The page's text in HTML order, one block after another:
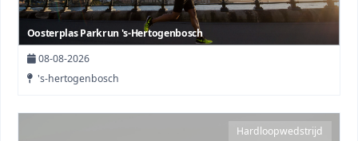
Oosterplas Parkrun 's-Hertogenbosch
08-08-2026
's-hertogenbosch
Hardloopwedstrijd